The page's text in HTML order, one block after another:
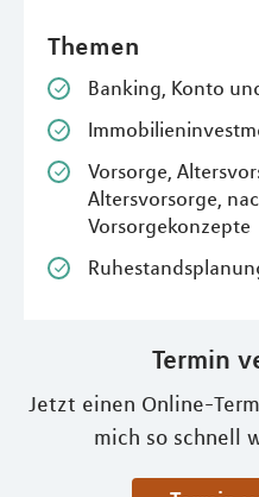
Themen
Banking, Konto
Vorsorge,
Altersvorsorge,
Vorsorgekonzepte
Termin
Jetzt einen Online-
mich so schnell